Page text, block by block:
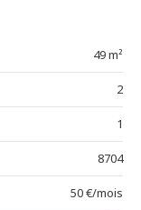
49 m²
2
1
8704
50 €/mois